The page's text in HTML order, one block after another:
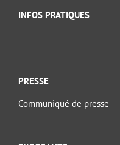
INFOS PRATIQUES
PRESSE
Communiqué de presse